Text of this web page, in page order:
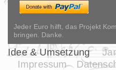
Jeder Euro hilft, das Projekt
bringen. Danke.
Idee & Umsetzung
Impressum